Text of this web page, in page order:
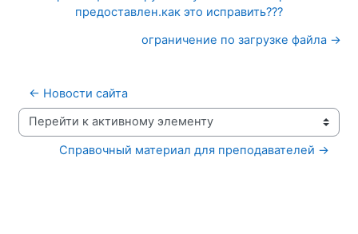
предоставлен.как это исправить???
ограничение по загрузке файла →
← Новости сайта
Перейти к активному элементу
Справочный материал для преподавателей →